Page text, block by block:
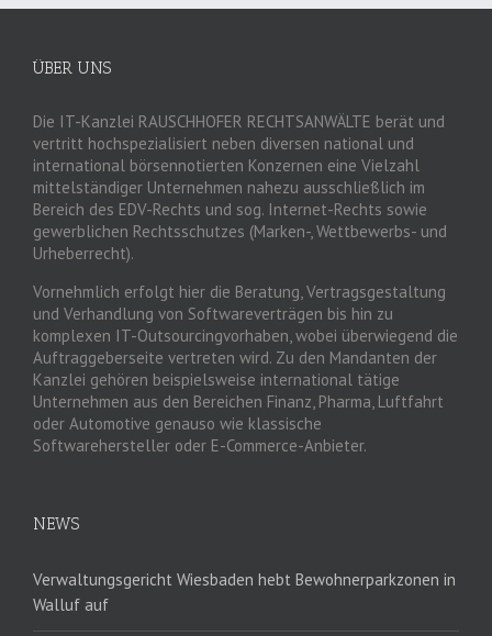
ÜBER UNS
Die IT-Kanzlei RAUSCHHOFER RECHTSANWÄLTE berät und
vertritt hochspezialisiert neben diversen national und
international börsennotierten Konzernen eine Vielzahl
mittelständiger Unternehmen nahezu ausschließlich im
Bereich des EDV-Rechts und sog. Internet-Rechts sowie
gewerblichen Rechtsschutzes (Marken-, Wettbewerbs- und
Urheberrecht).
Vornehmlich erfolgt hier die Beratung, Vertragsgestaltung
und Verhandlung von Softwareverträgen bis hin zu
komplexen IT-Outsourcingvorhaben, wobei überwiegend die
Auftraggeberseite vertreten wird. Zu den Mandanten der
Kanzlei gehören beispielsweise international tätige
Unternehmen aus den Bereichen Finanz, Pharma, Luftfahrt
oder Automotive genauso wie klassische
Softwarehersteller oder E-Commerce-Anbieter.
NEWS
Verwaltungsgericht Wiesbaden hebt Bewohnerparkzonen in
Walluf auf